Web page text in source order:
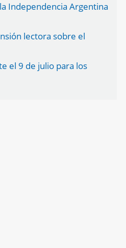
Independencia Argentina
lectora sobre el
el 9 de julio para los